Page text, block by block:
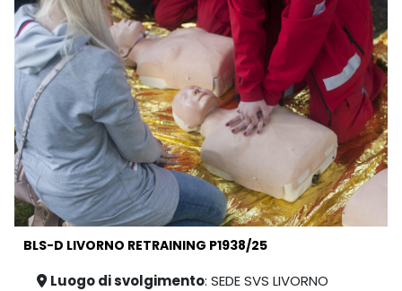
BLS-D LIVORNO RETRAINING P1938/25
Luogo di svolgimento: SEDE SVS LIVORNO